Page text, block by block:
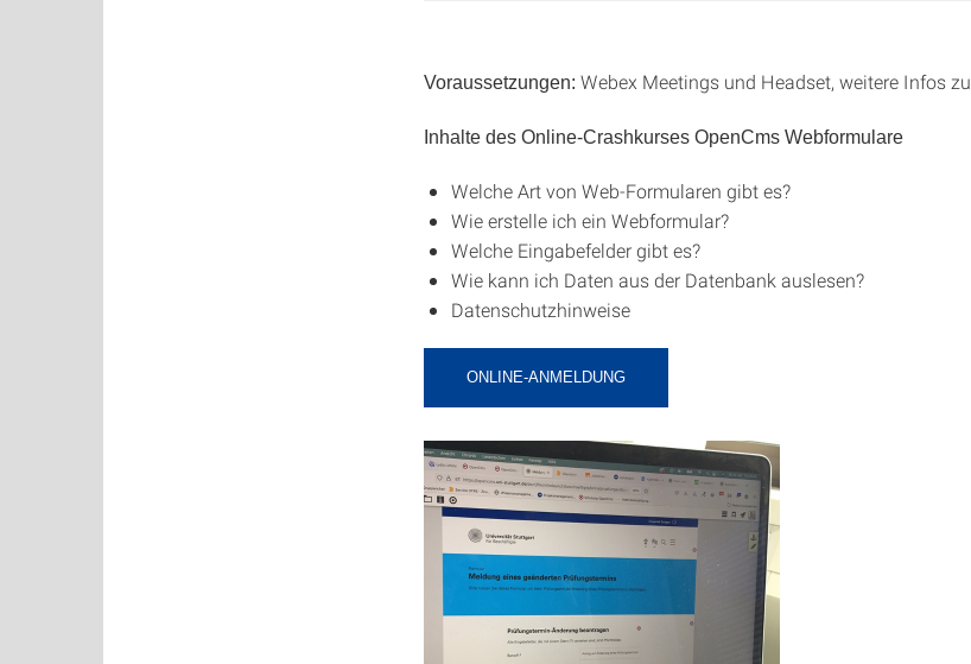
Voraussetzungen: Webex Meetings und Headset, weitere Infos zu
Inhalte des Online-Crashkurses OpenCms Webformulare
Welche Art von Web-Formularen gibt es?
Wie erstelle ich ein Webformular?
Welche Eingabefelder gibt es?
Wie kann ich Daten aus der Datenbank auslesen?
Datenschutzhinweise
ONLINE-ANMELDUNG